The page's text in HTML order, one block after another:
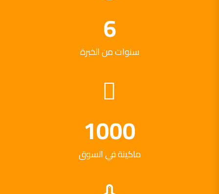
12
سنوات من الخبرة
1000
ماكينة في السوق